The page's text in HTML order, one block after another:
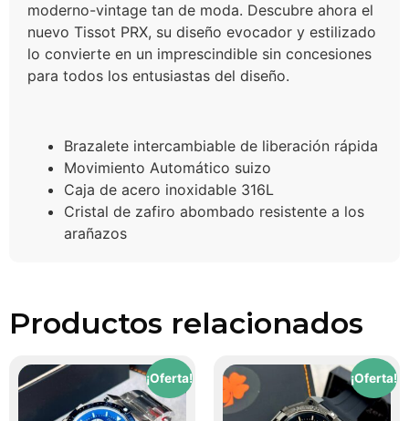
moderno-vintage tan de moda. Descubre ahora el
nuevo Tissot PRX, su diseño evocador y estilizado
lo convierte en un imprescindible sin concesiones
para todos los entusiastas del diseño.
Brazalete intercambiable de liberación rápida
Movimiento Automático suizo
Caja de acero inoxidable 316L
Cristal de zafiro abombado resistente a los
arañazos
Productos relacionados
¡Oferta! ¡Oferta!